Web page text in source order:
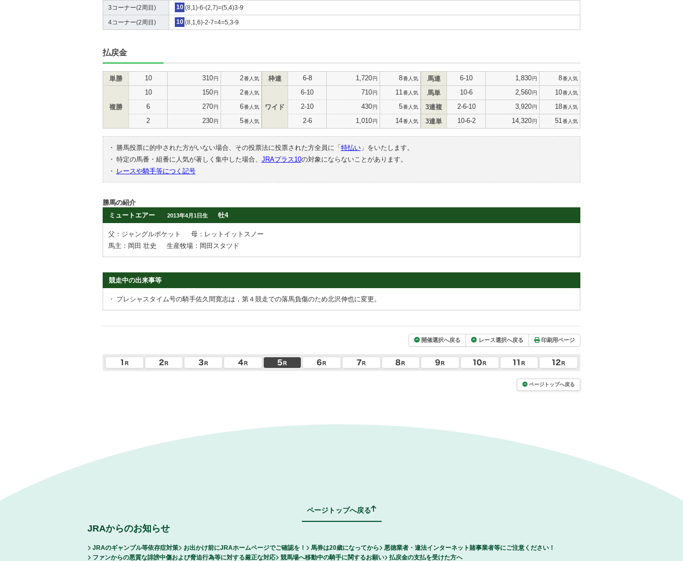
3コーナー(2周目) 10 (8,1)-6-(2,7)=(5,4)3-9
4コーナー(2周目) 10 (8,1,6)-2-7=4=5,3-9
払戻金
単勝 10 310円 2番人気
複勝
10 150円 2番人気
6 270円 6番人気
2 230円 5番人気
枠連 6-8 1,720円 8番人気
ワイド
6-10 710円 11 番人気
2-10 430円 5番人気
2-6 1,010円 14番人気
馬連 6-10 1,830円 8番人気
馬単 10-6 2,560円 10番人気
3連複 2-6-10 3,920円 18番人気
3連単 10-6-2 14,320円 51 番人気
・ 勝馬投票に的中された方がいない場合、その投票法に投票された方全員に「 特払い」をいたします。
・ 特定の馬番・組番に人気が著しく集中した場合、 JRAプラス10の対象にならないことがあります。
・
レースや騎手等につく記号
勝馬の紹介
ミュートエアー
2013年4月1日生 牡4
父：ジャングルポケット
母：レットイットスノー
馬主：岡田 壮史
生産牧場：岡田スタツド
競走中の出来事等
・ プレシャスタイム号の騎手佐久間寛志は，第４競走での落馬負傷のため北沢伸也に変更。
開催選択へ戻る レース選択へ戻る 印刷用ページ
ページトップへ戻る
ページトップへ戻る
JRAからのお知らせ
JRAのギャンブル等依存症対策 お出かけ前にJRAホームページでご確認を！ 馬券は20歳になってから
悪徳業者・違法インターネット賭事業者等にご注意ください！
ファンからの悪質な誹謗中傷および脅迫行為等に対する厳正な対応
競馬場へ移動中の騎手に関するお願い 払戻金の支払を受けた方へ